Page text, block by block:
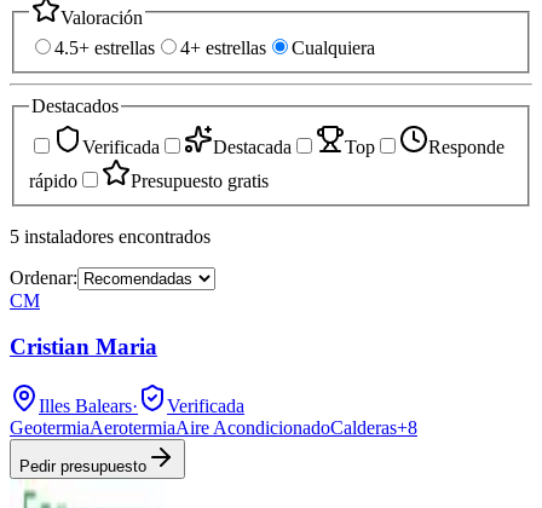
Valoración
4.5+ estrellas
4+ estrellas Cualquiera
Destacados
Verificada
Destacada Top
Responde
rápido
Presupuesto gratis
5 instaladores encontrados
Ordenar:
CM
Cristian Maria
Illes Balears·
Verificada
GeotermiaAerotermiaAire AcondicionadoCalderas+8
Pedir presupuesto